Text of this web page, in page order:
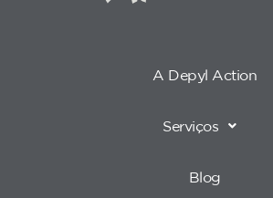
A Depyl Action
Serviços
Blog